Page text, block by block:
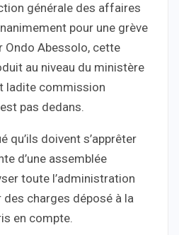
générale des affaires
pour une grève
Ondo Abessolo, cette
au niveau du ministère
ladite commission
pas dedans.
qu’ils doivent s’apprêter
d’une assemblée
toute l’administration
des charges déposé à la
en compte.